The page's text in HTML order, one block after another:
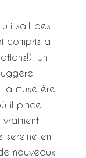
des
compris a
Un
muselière
il pince.
sereine en
nouveaux